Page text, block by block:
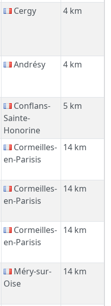
Cergy 4 km
Andrésy 4 km
Conflans-
Sainte-
Honorine
5 km
Cormeilles-
en-Parisis
14 km
Cormeilles-
en-Parisis
14 km
Cormeilles-
en-Parisis
14 km
Méry-sur-
Oise
14 km